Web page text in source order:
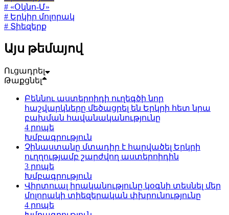
# «Օկնո-Մ»
# Երկիր մոլորակ
# Տիեզերք
Այս թեմայով
Ուցադրել
Թաքցնել
Բեննու աստերոիդի ուղեգծի նոր
հաշվարկները մեծացրել են Երկրի հետ նրա
բախման հավանականությունը
4 րոպե
Խմբագրություն
Չինաստանը մտադիր է հարվածել Երկրի
ուղղությամբ շարժվող աստերոիդին
3 րոպե
Խմբագրություն
Վիրտուալ իրականությունը կօգնի տեսնել մեր
մոլորակի տիեզերական փխրունությունը
4 րոպե